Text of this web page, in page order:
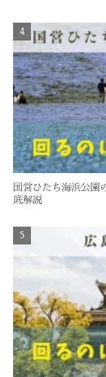
国営ひたち海浜公園
底解説